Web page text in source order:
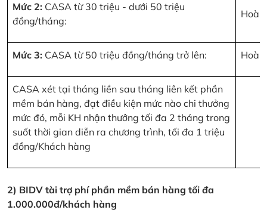
Mức 2: CASA từ 30 triệu - dưới 50 triệu
đồng/tháng:
Mức 3: CASA từ 50 triệu đồng/tháng trở lên:
CASA xét tại tháng liền sau tháng liên kết phần
mềm bán hàng, đạt điều kiện mức nào chi thưởng
mức đó, mỗi KH nhận thưởng tối đa 2 tháng trong
suốt thời gian diễn ra chương trình, tối đa 1 triệu
đồng/Khách hàng
2) BIDV tài trợ phí phần mềm bán hàng tối đa
1.000.000đ/khách hàng